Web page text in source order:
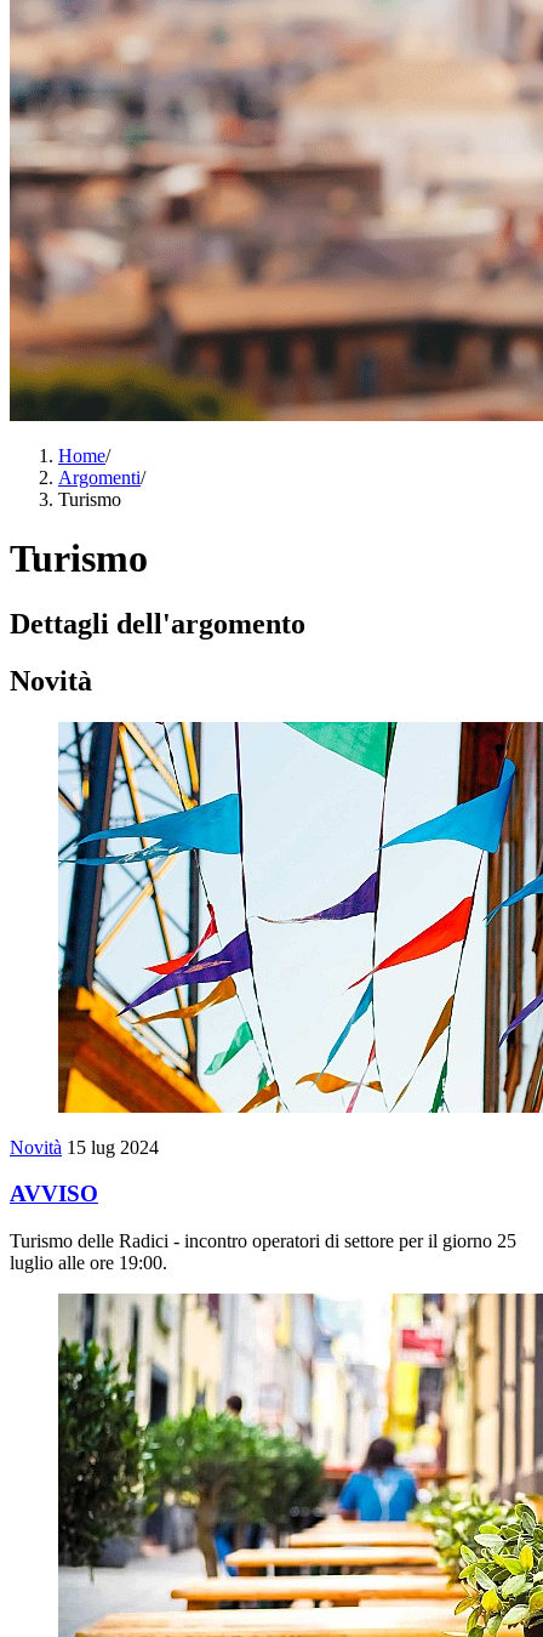
Home/
Argomenti/
Turismo
Turismo
Dettagli dell'argomento
Novità
Novità 15 lug 2024
AVVISO
Turismo delle Radici - incontro operatori di settore per il giorno 25
luglio alle ore 19:00.